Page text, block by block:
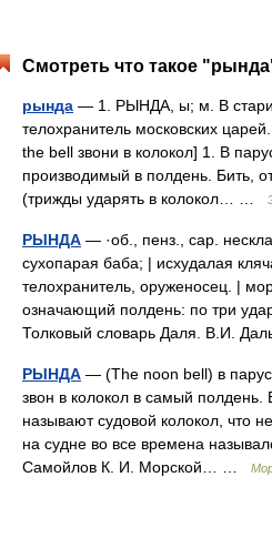
Смотреть что такое
рында — 1. РЫНДА, ы; м. В
телохранитель московских
the bell звони в колокол] 1. В
производимый в полдень. Бить,
(трижды ударять в колокол… …
РЫНДА — ·об., пенз., сар.
сухопарая баба; | исхудалая
телохранитель, оруженосец. |
означающий полдень: по три
Толковый словарь Даля. В.И.
РЫНДА — (The noon bell) в
звон в колокол в самый полдень.
называют судовой колокол, что
на судне во все времена
Самойлов К. И. Морской… …